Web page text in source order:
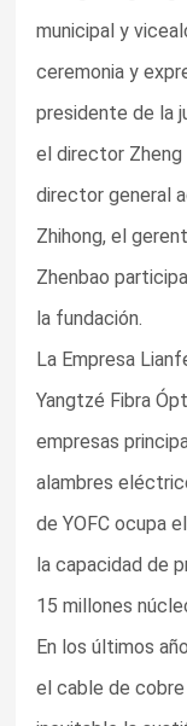
municipal y
ceremonia y
presidente de la
el director Zheng
director general
Zhihong, el
Zhenbao
la fundación.
La Empresa
Yangtzé Fibra
empresas
alambres
de YOFC ocupa
la capacidad de
15 millones
En los últimos
el cable de